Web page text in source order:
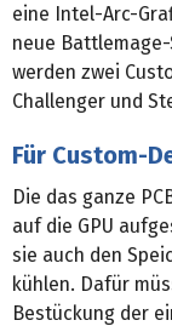
eine Intel-Arc-
neue
werden zwei
Challenger und
Für Custom-
Die das ganze
auf die GPU
sie auch den
kühlen. Dafür
Bestückung der